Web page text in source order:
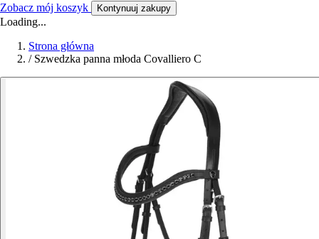
Zobacz mój koszyk Kontynuuj zakupy
Loading...
Strona główna
/ Szwedzka panna młoda Covalliero C